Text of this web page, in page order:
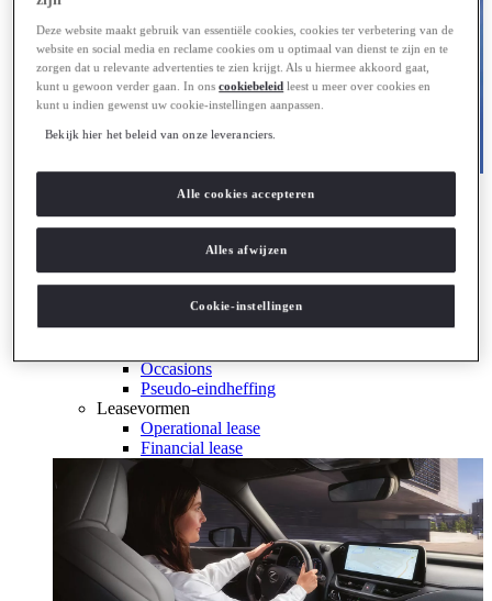
Hybride & Elektrisch
Ontdek Lexus electrified
Lexus Zakelijk
Leaserijder
Wagenpark
Occasions
Pseudo-eindheffing
Leasevormen
Operational lease
Financial lease
Deze website maakt gebruik van essentiële cookies, cookies ter verbetering van de
website en social media en reclame cookies om u optimaal van dienst te zijn en te
zorgen dat u relevante advertenties te zien krijgt. Als u hiermee akkoord gaat,
kunt u gewoon verder gaan. In onscookiebeleid leest u meer over cookies en
kunt u indien gewenst uw cookie-instellingen aanpassen.
Bekijk hier het beleid van onze leveranciers.
Cookie-instellingen
Alles afwijzen
Alle cookies accepteren